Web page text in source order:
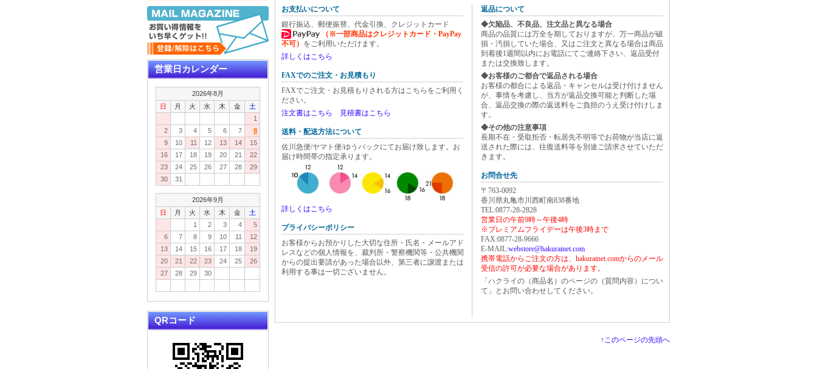
営業日カレンダー
2026年8月
日
月 火 水 木 金
土
1
2
3 4 5 6 7
8
9
10 11 12 13 14
15
16
17 18 19 20 21
22
23
24 25 26 27 28
29
30
31
2026年9月
日
月 火 水 木 金
土
1
2 3 4
5
6
7 8 9 10 11
12
13
14 15 16 17 18
19
20
21 22 23 24 25
26
27
28 29 30
QRコード
お支払いについて
銀行振込、郵便振替、代金引換、クレジットカード
（※一部商品はクレジットカード・PayPay
不可） をご利用いただけます。
詳しくはこちら
FAXでのご注文・お見積もり
FAXでご注文・お見積もりされる方はこちらをご利用く
ださい。
注文書はこちら
見積書はこちら
送料・配送方法について
佐川急便/ヤマト便/ゆうパックにてお届け致します。お
届け時間帯の指定承ります。
詳しくはこちら
プライバシーポリシー
お客様からお預かりした大切な住所・氏名・メールアド
レスなどの個人情報を、裁判所・警察機関等・公共機関
からの提出要請があった場合以外、第三者に譲渡または
利用する事は一切ございません。
返品について
◆欠陥品、不良品、注文品と異なる場合
商品の品質には万全を期しておりますが、万一商品が破
損・汚損していた場合、又はご注文と異なる場合は商品
到着後1週間以内にお電話にてご連絡下さい、返品受付
または交換致します。
◆お客様のご都合で返品される場合
お客様の都合による返品・キャンセルは受け付けません
が、事情を考慮し、当方が返品交換可能と判断した場
合、返品交換の際の返送料をご負担のうえ受け付けしま
す。
◆その他の注意事項
長期不在・受取拒否・転居先不明等でお荷物が当店に返
送された際には、往復送料等を別途ご請求させていただ
きます。
お問合せ先
〒763-0092
香川県丸亀市川西町南838番地
TEL:0877-28-2828
営業日の午前9時～午後4時
※プレミアムフライデーは午後3時まで
FAX:0877-28-9666
E-MAIL:webstore@hakurainet.com
携帯電話からご注文の方は、hakurainet.comからのメール
受信の許可が必要な場合があります。
「ハクライの（商品名）のページの（質問内容）につい
て」とお問い合わせしてください。
↑このページの先頭へ